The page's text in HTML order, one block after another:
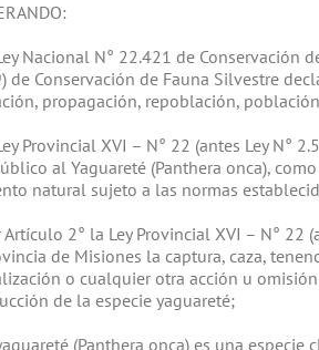
Nacional N° 22.421 de Conservación
de Conservación de Fauna Silvestre
propagación, repoblación,
Provincial XVI – N° 22 (antes Ley N°
al Yaguareté (Panthera onca),
natural sujeto a las normas
Artículo 2° la Ley Provincial XVI – N°
de Misiones la captura, caza,
o cualquier otra acción u
de la especie yaguareté;
(Panthera onca) es una